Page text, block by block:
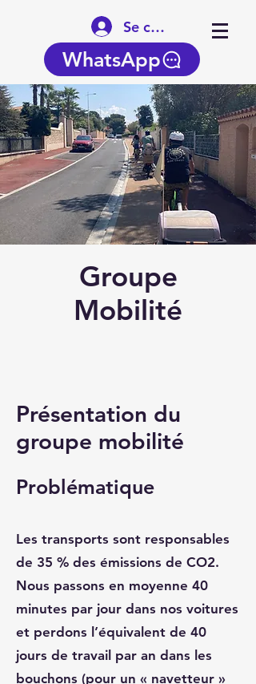
Se connecter
WhatsApp
Groupe
Mobilité
Présentation du
groupe mobilité
Problématique
Les transports sont responsables
de 35 % des émissions de CO2.
Nous passons en moyenne 40
minutes par jour dans nos voitures
et perdons l’équivalent de 40
jours de travail par an dans les
bouchons (pour un « navetteur »